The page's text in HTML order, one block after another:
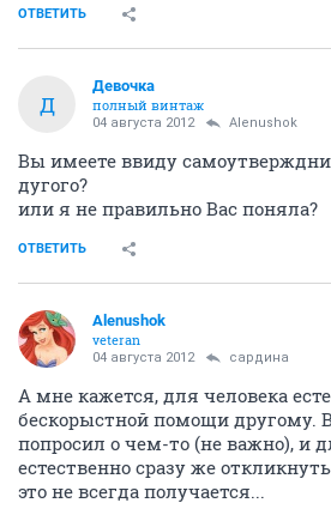
ОТВЕТИТЬ
Д
Девочка
полный винтаж
04 августа 2012 Alenushok
Вы имеете ввиду
дугого?
или я не правильно Вас поняла?
ОТВЕТИТЬ
Alenushok
veteran
04 августа 2012 сардина
А мне кажется, для человека
бескорыстной помощи другому.
попросил о чем-то (не важно), и
естественно сразу же
это не всегда получается...